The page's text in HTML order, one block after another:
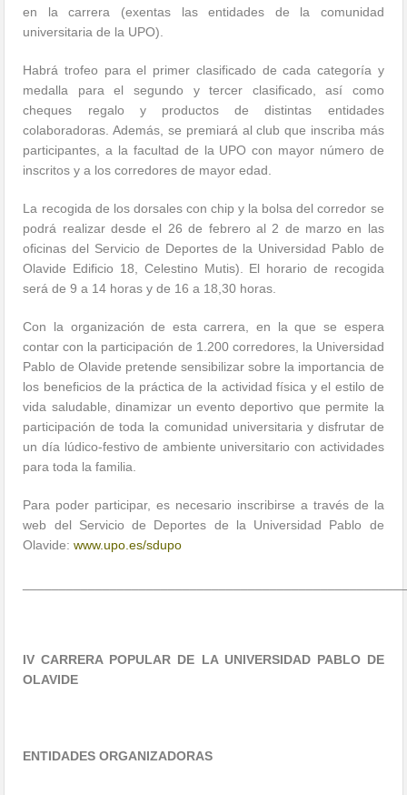
en la carrera (exentas las entidades de la comunidad
universitaria de la UPO).
Habrá trofeo para el primer clasificado de cada categoría y
medalla para el segundo y tercer clasificado, así como
cheques regalo y productos de distintas entidades
colaboradoras. Además, se premiará al club que inscriba más
participantes, a la facultad de la UPO con mayor número de
inscritos y a los corredores de mayor edad.
La recogida de los dorsales con chip y la bolsa del corredor se
podrá realizar desde el 26 de febrero al 2 de marzo en las
oficinas del Servicio de Deportes de la Universidad Pablo de
Olavide Edificio 18, Celestino Mutis). El horario de recogida
será de 9 a 14 horas y de 16 a 18,30 horas.
Con la organización de esta carrera, en la que se espera
contar con la participación de 1.200 corredores, la Universidad
Pablo de Olavide pretende sensibilizar sobre la importancia de
los beneficios de la práctica de la actividad física y el estilo de
vida saludable, dinamizar un evento deportivo que permite la
participación de toda la comunidad universitaria y disfrutar de
un día lúdico-festivo de ambiente universitario con actividades
para toda la familia.
Para poder participar, es necesario inscribirse a través de la
web del Servicio de Deportes de la Universidad Pablo de
Olavide:www.upo.es/sdupo
IV CARRERA POPULAR DE LA UNIVERSIDAD PABLO DE
OLAVIDE
ENTIDADES ORGANIZADORAS